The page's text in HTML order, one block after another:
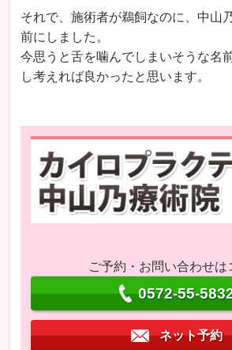
それで、施術者が鵜飼なのに、中山
前にしました。
今思うと舌を噛んでしまいそうな名
し考えれば良かったと思います。
ご予約・お問い合わせは
0572-55-
ネット予約